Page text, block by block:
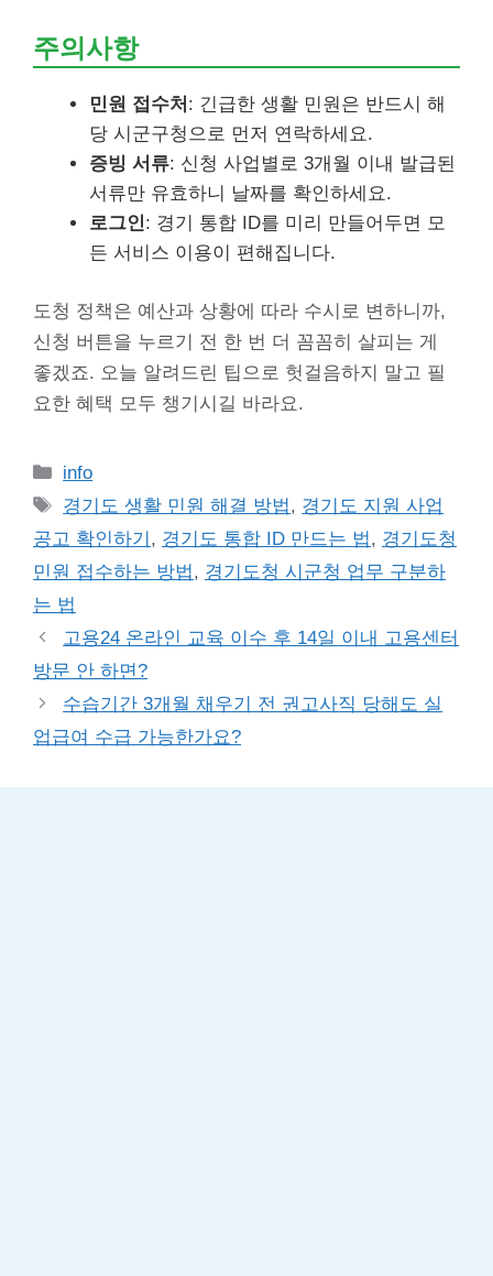
주의사항
민원 접수처 : 긴급한 생활 민원은 반드시 해
당 시군구청으로 먼저 연락하세요.
증빙 서류: 신청 사업별로 3개월 이내 발급된
서류만 유효하니 날짜를 확인하세요.
로그인: 경기 통합 ID를 미리 만들어두면 모
든 서비스 이용이 편해집니다.
도청 정책은 예산과 상황에 따라 수시로 변하니까,
신청 버튼을 누르기 전 한 번 더 꼼꼼히 살피는 게
좋겠죠. 오늘 알려드린 팁으로 헛걸음하지 말고 필
요한 혜택 모두 챙기시길 바라요.
Categories
info
Tags
경기도 생활 민원 해결 방법, 경기도 지원 사업
공고 확인하기 , 경기도 통합 ID 만드는 법, 경기도청
민원 접수하는 방법, 경기도청 시군청 업무 구분하
는 법
고용24 온라인 교육 이수 후 14일 이내 고용센터
방문 안 하면?
수습기간 3개월 채우기 전 권고사직 당해도 실
업급여 수급 가능한가요?